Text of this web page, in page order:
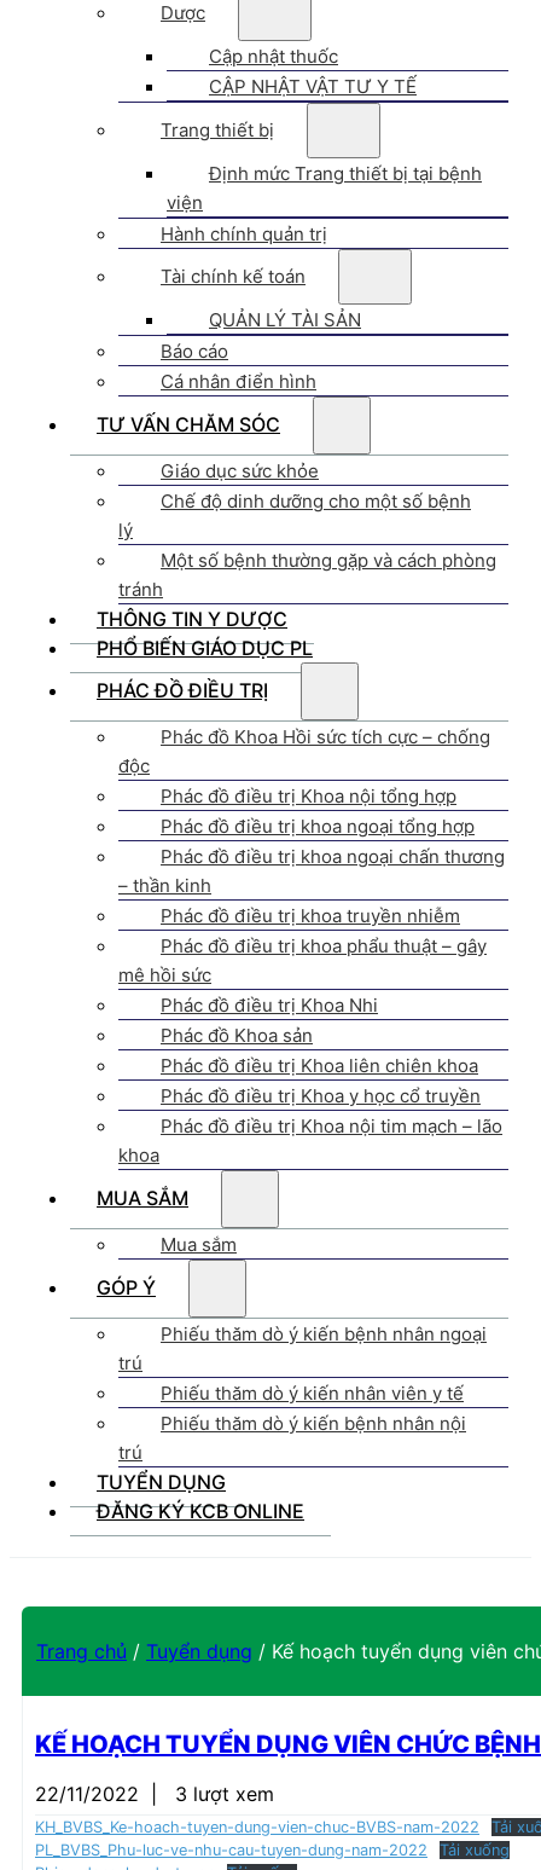
Dược
Cập nhật thuốc
CẬP NHẬT VẬT TƯ Y TẾ
Trang thiết bị
Định mức Trang thiết bị tại bệnh
viện
Hành chính quản trị
Tài chính kế toán
QUẢN LÝ TÀI SẢN
Báo cáo
Cá nhân điển hình
TƯ VẤN CHĂM SÓC
Giáo dục sức khỏe
Chế độ dinh dưỡng cho một số bệnh
lý
Một số bệnh thường gặp và cách phòng
tránh
THÔNG TIN Y DƯỢC
PHỔ BIẾN GIÁO DỤC PL
PHÁC ĐỒ ĐIỀU TRỊ
Phác đồ Khoa Hồi sức tích cực – chống
độc
Phác đồ điều trị Khoa nội tổng hợp
Phác đồ điều trị khoa ngoại tổng hợp
Phác đồ điều trị khoa ngoại chấn thương
– thần kinh
Phác đồ điều trị khoa truyền nhiễm
Phác đồ điều trị khoa phẩu thuật – gây
mê hồi sức
Phác đồ điều trị Khoa Nhi
Phác đồ Khoa sản
Phác đồ điều trị Khoa liên chiên khoa
Phác đồ điều trị Khoa y học cổ truyền
Phác đồ điều trị Khoa nội tim mạch – lão
khoa
MUA SẮM
Mua sắm
GÓP Ý
Phiếu thăm dò ý kiến bệnh nhân ngoại
trú
Phiếu thăm dò ý kiến nhân viên y tế
Phiếu thăm dò ý kiến bệnh nhân nội
trú
TUYỂN DỤNG
ĐĂNG KÝ KCB ONLINE
Trang chủ / Tuyển dụng / Kế hoạch tuyển dụng viên
KẾ HOẠCH TUYỂN DỤNG VIÊN CHỨC
22/11/2022 3 lượt xem
KH_BVBS_Ke-hoach-tuyen-dung-vien-chuc-BVBS-nam-2022
Tải
PL_BVBS_Phu-luc-ve-nhu-cau-tuyen-dung-nam-2022
Tải xuống